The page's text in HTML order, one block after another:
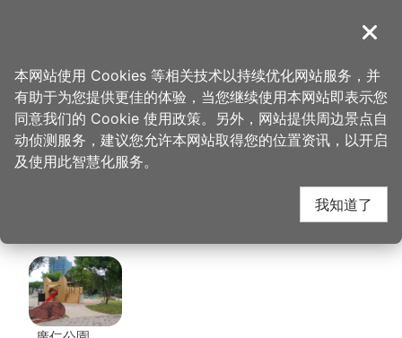
導覽
首页 > 想去的地方 > 美食、购物 > GrayRoom 灰房间｜画画咖啡厅
GrayRoom 灰房间｜画
画咖啡厅 周边景点
关闭
本网站使用 Cookies 等相关技术以持续优化网站服务，并
有助于为您提供更佳的体验，当您继续使用本网站即表示您
同意我们的 Cookie 使用政策。另外，网站提供周边景点自
动侦测服务，建议您允许本网站取得您的位置资讯，以开启
及使用此智慧化服务。
我知道了